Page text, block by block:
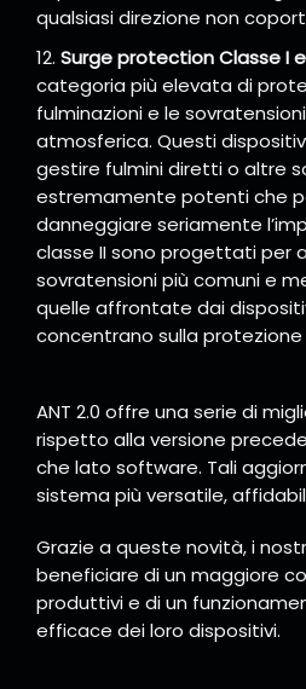
qualsiasi direzione non
Surge protection Classe I e
categoria più elevata di
fulminazioni e le
atmosferica. Questi
gestire fulmini diretti o altre
estremamente potenti che
danneggiare seriamente
classe II sono progettati per
sovratensioni più comuni e
quelle affrontate dai
concentrano sulla
ANT 2.0 offre una serie di
rispetto alla versione
che lato software. Tali
sistema più versatile,
Grazie a queste novità, i
beneficiare di un maggiore
produttivi e di un
efficace dei loro dispositivi.